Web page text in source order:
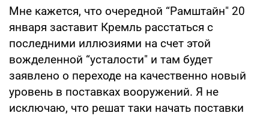
Мне кажется, что очередной “Рамштайн" 20
января заставит Кремль расстаться с
последними иллюзиями на счет этой
вожделенной “усталости" и там будет
заявлено о переходе на качественно новый
уровень в поставках вооружений. Я не
исключаю, что решат таки начать поставки